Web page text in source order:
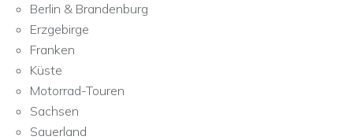
Berlin & Brandenburg
Erzgebirge
Franken
Küste
Motorrad-Touren
Sachsen
Sauerland